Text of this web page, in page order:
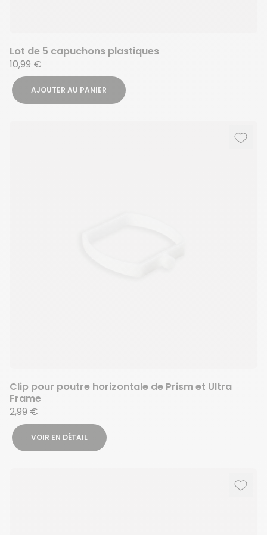
Lot de 5 capuchons plastiques
10,99 €
AJOUTER AU PANIER
Clip pour poutre horizontale de Prism et Ultra
Frame
2,99 €
VOIR EN DÉTAIL